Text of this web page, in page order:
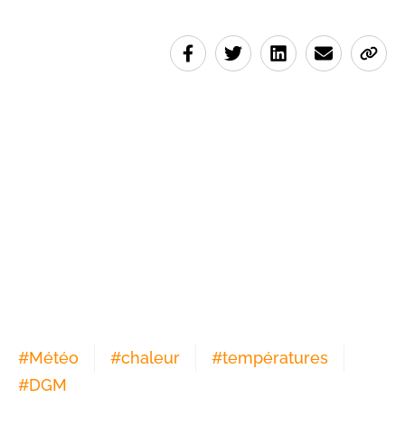
#Météo #chaleur #températures
#DGM